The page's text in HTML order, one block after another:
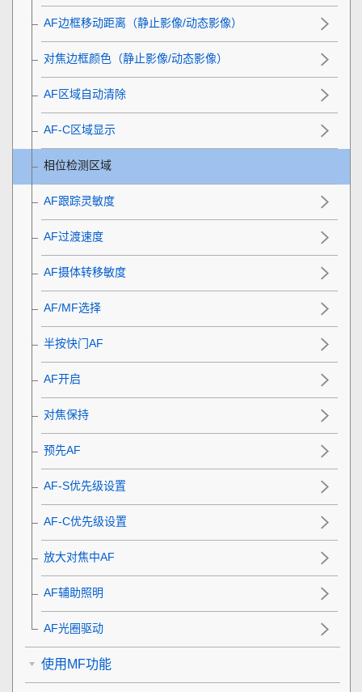
AF边框移动距离 （静止影像/动态影像）
对焦边框颜色 （静止影像/动态影像）
AF区域自动清除
AF-C区域显示
相位检测区域
AF跟踪灵敏度
AF过渡速度
AF摄体转移敏度
AF/MF选择
半按快门AF
AF开启
对焦保持
预先AF
AF-S优先级设置
AF-C优先级设置
放大对焦中AF
AF辅助照明
AF光圈驱动
使用MF功能